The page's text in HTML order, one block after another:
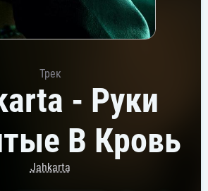
Трек
- Руки
В Кровь
Jahkarta